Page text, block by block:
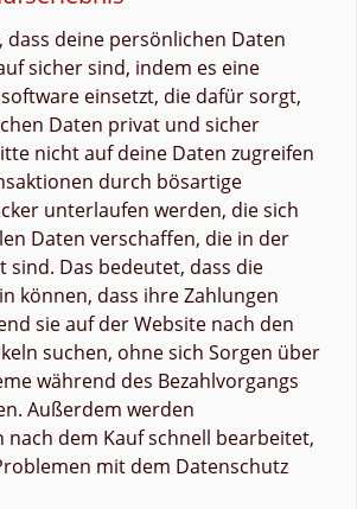
deine persönlichen Daten
sicher sind, indem es eine
einsetzt, die dafür sorgt,
Daten privat und sicher
nicht auf deine Daten zugreifen
durch bösartige
unterlaufen werden, die sich
Daten verschaffen, die in der
sind. Das bedeutet, dass die
können, dass ihre Zahlungen
sie auf der Website nach den
suchen, ohne sich Sorgen über
während des Bezahlvorgangs
Außerdem werden
nach dem Kauf schnell bearbeitet,
mit dem Datenschutz